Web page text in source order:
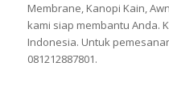
Membrane, Kanopi Kain,
kami siap membantu Anda.
Indonesia. Untuk
081212887801.